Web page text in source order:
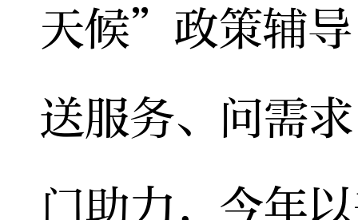
天候”政策辅
送服务、问需
门助力，今年